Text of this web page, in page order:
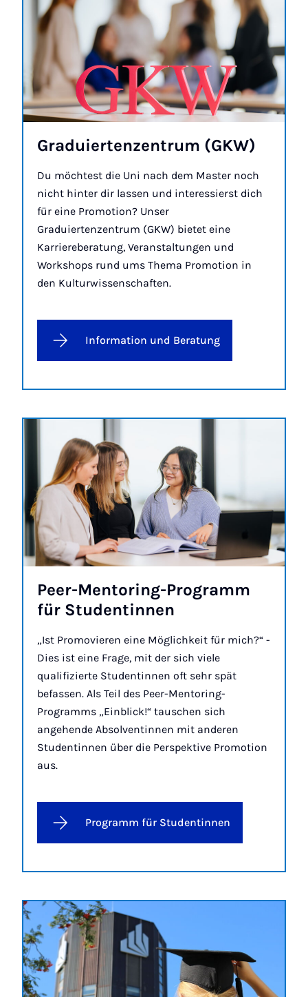
Gra­du­ier­ten­zen­trum (GKW)
Du möchtest die Uni nach dem Master noch
nicht hinter dir lassen und interessierst dich
für eine Promotion? Unser
Graduiertenzentrum (GKW) bietet eine
Karriereberatung, Veranstaltungen und
Workshops rund ums Thema Promotion in
den Kulturwissenschaften.
Information und Beratung
Peer-Men­to­ring-Pro­gramm
für Stu­den­tin­nen
„Ist Promovieren eine Möglichkeit für mich?“ -
Dies ist eine Frage, mit der sich viele
qualifizierte Studentinnen oft sehr spät
befassen. Als Teil des Peer-Mentoring-
Programms „Einblick!“ tauschen sich
angehende Absolventinnen mit anderen
Studentinnen über die Perspektive Promotion
aus.
Programm für Studentinnen